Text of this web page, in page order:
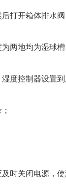
打开箱体排水阀
地均为湿球槽
控制器设置到
关闭电源，使